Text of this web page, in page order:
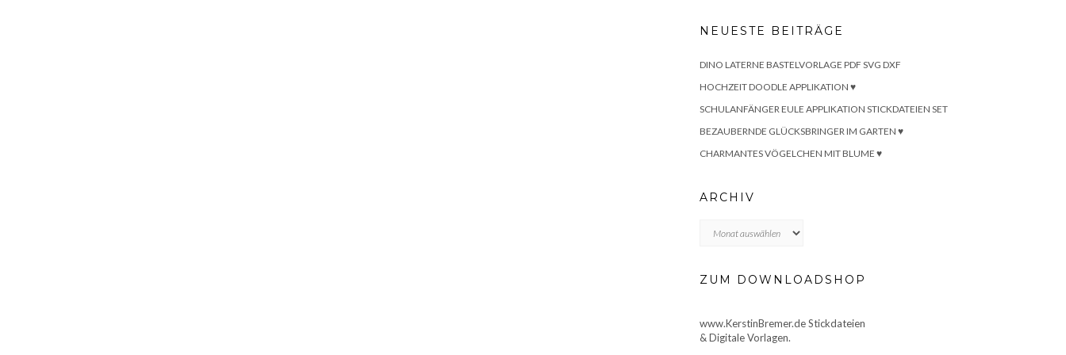
NEUESTE BEITRÄGE
DINO LATERNE BASTELVORLAGE PDF SVG DXF
HOCHZEIT DOODLE APPLIKATION ♥
SCHULANFÄNGER EULE APPLIKATION STICKDATEIEN SET
BEZAUBERNDE GLÜCKSBRINGER IM GARTEN ♥
CHARMANTES VÖGELCHEN MIT BLUME ♥
ARCHIV
ZUM DOWNLOADSHOP
www.KerstinBremer.de Stickdateien
& Digitale Vorlagen.